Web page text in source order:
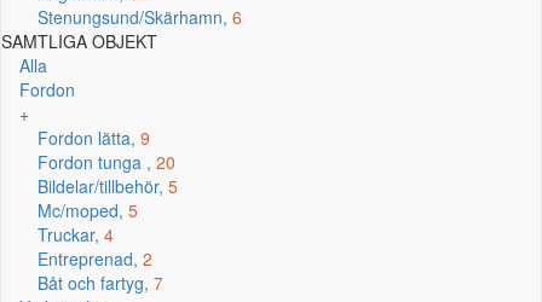
Stenungsund/Skärhamn, 6
SAMTLIGA OBJEKT
Alla
Fordon
+
Fordon lätta, 9
Fordon tunga , 20
Bildelar/tillbehör, 5
Mc/moped, 5
Truckar, 4
Entreprenad, 2
Båt och fartyg, 7